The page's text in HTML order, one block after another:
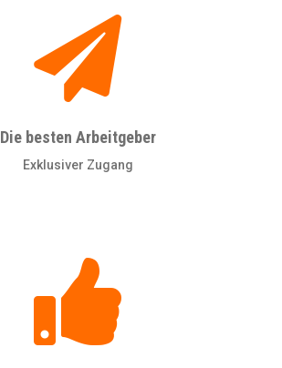

Die besten Arbeitgeber
Exklusiver Zugang
